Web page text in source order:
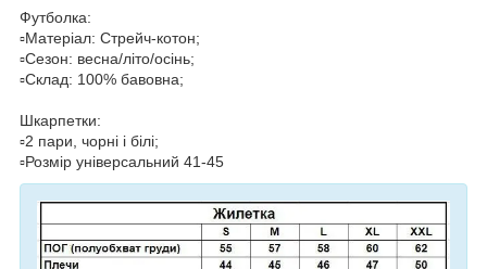
Футболка:
▫️Матеріал: Стрейч-котон;
▫️Сезон: весна/літо/осінь;
▫️Склад: 100% бавовна;
Шкарпетки:
▫️2 пари, чорні і білі;
▫️Розмір універсальний 41-45